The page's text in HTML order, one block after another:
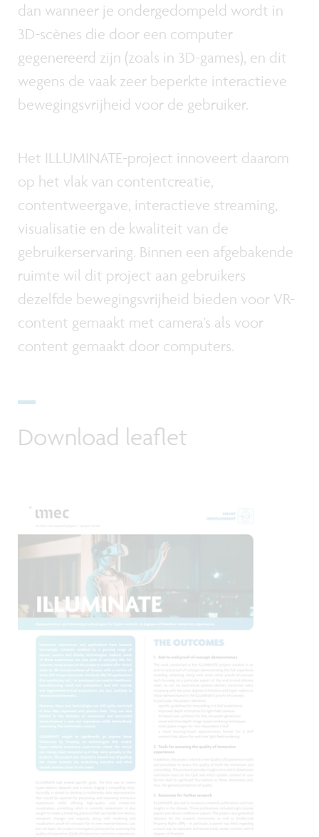
dan wanneer je ondergedompeld wordt in
3D-scènes die door een computer
gegenereerd zijn (zoals in 3D-games), en dit
wegens de vaak zeer beperkte interactieve
bewegingsvrijheid voor de gebruiker.
Het ILLUMINATE-project innoveert daarom
op het vlak van contentcreatie,
contentweergave, interactieve streaming,
visualisatie en de kwaliteit van de
gebruikerservaring. Binnen een afgebakende
ruimte wil dit project aan gebruikers
dezelfde bewegingsvrijheid bieden voor VR-
content gemaakt met camera’s als voor
content gemaakt door computers.
Download leaflet